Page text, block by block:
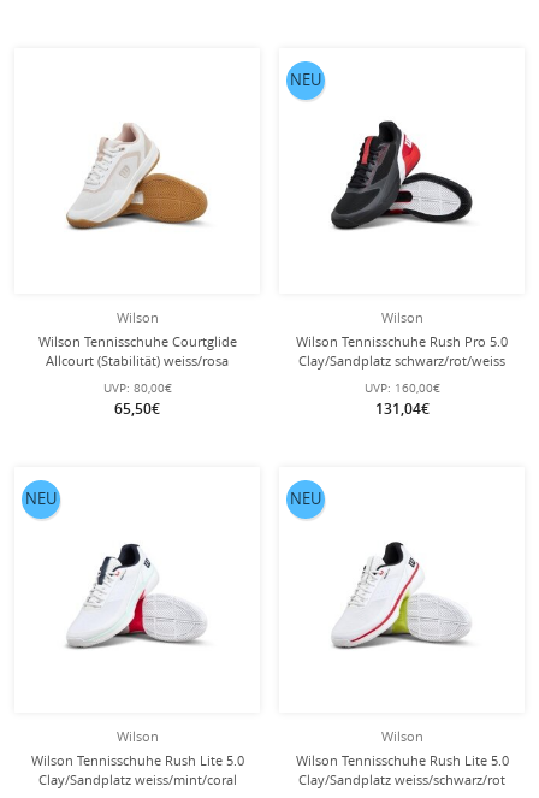
Wilson
Wilson Tennisschuhe Courtglide
Allcourt (Stabilität) weiss/rosa
Damen
UVP: 80,00€
65,50€
Wilson
Wilson Tennisschuhe Rush Pro 5.0
Clay/Sandplatz schwarz/rot/weiss
Herren
UVP: 160,00€
131,04€
NEU
Wilson
Wilson Tennisschuhe Rush Lite 5.0
Clay/Sandplatz weiss/mint/coral
NEU
Wilson
Wilson Tennisschuhe Rush Lite 5.0
Clay/Sandplatz weiss/schwarz/rot
NEU